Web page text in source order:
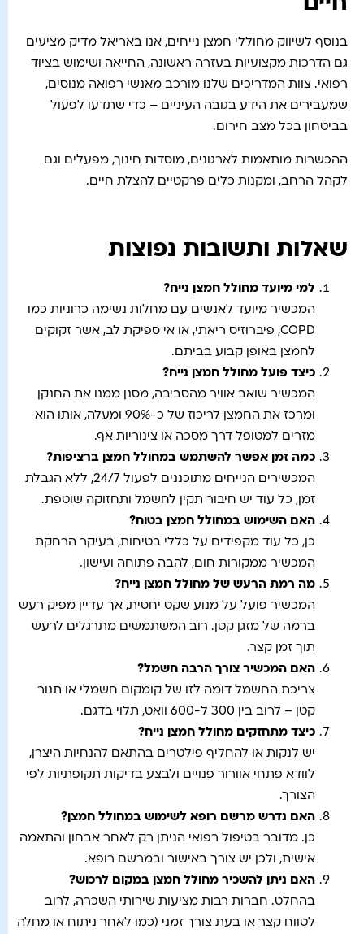
בנוסף לשיווק מחוללי חמצן נייחים, אנו באריאל מדיק מציעים
גם הדרכות מקצועיות בעזרה ראשונה, החייאה ושימוש בציוד
רפואי. צוות המדריכים שלנו מורכב מאנשי רפואה מנוסים,
שמעבירים את הידע בגובה העיניים – כדי שתדעו לפעול
בביטחון בכל מצב חירום.
ההכשרות מותאמות לארגונים, מוסדות חינוך, מפעלים וגם
לקהל הרחב, ומקנות כלים פרקטיים להצלת חיים.
שאלות ותשובות נפוצות
למי מיועד מחולל חמצן נייח ?
המכשיר מיועד לאנשים עם מחלות נשימה כרוניות כמו
COPD, פיברוזיס ריאתי, או אי ספיקת לב, אשר זקוקים
לחמצן באופן קבוע בביתם.
כיצד פועל מחולל חמצן נייח?
המכשיר שואב אוויר מהסביבה, מסנן ממנו את החנקן
ומרכז את החמצן לריכוז של כ-90% ומעלה, אותו הוא
מזרים למטופל דרך מסכה או צינוריות אף.
כמה זמן אפשר להשתמש במחולל חמצן ברציפות?
המכשירים הנייחים מתוכננים לפעול 24/7, ללא הגבלת
זמן, כל עוד יש חיבור תקין לחשמל ותחזוקה שוטפת.
האם השימוש במחולל חמצן בטוח ?
כן, כל עוד מקפידים על כללי בטיחות, בעיקר הרחקת
המכשיר ממקורות חום, להבה פתוחה ועישון.
מה רמת הרעש של מחולל חמצן נייח ?
המכשיר פועל על מנוע שקט יחסית, אך עדיין מפיק רעש
ברמה של מזגן קטן. רוב המשתמשים מתרגלים לרעש
תוך זמן קצר.
האם המכשיר צורך הרבה חשמל?
צריכת החשמל דומה לזו של קומקום חשמלי או תנור
קטן – לרוב בין 300 ל-600 וואט, תלוי בדגם.
כיצד מתחזקים מחולל חמצן נייח ?
יש לנקות או להחליף פילטרים בהתאם להנחיות היצרן,
לוודא פתחי אוורור פנויים ולבצע בדיקות תקופתיות לפי
הצורך.
האם נדרש מרשם רופא לשימוש במחולל חמצן ?
כן. מדובר בטיפול רפואי הניתן רק לאחר אבחון והתאמה
אישית, ולכן יש צורך באישור ובמרשם רופא.
האם ניתן להשכיר מחולל חמצן במקום לרכוש?
בהחלט. חברות רבות מציעות שירותי השכרה, לרוב
לטווח קצר או בעת צורך זמני (כמו לאחר ניתוח או מחלה